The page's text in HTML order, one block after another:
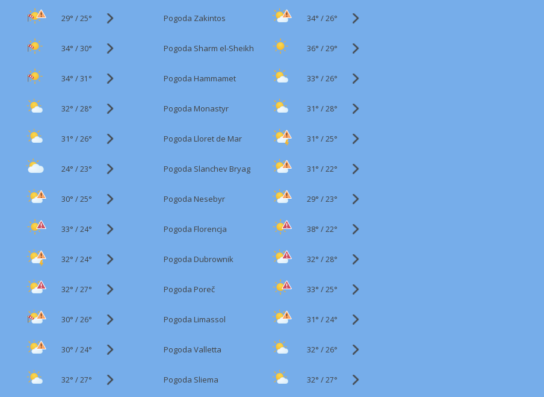
29° /25° Pogoda Zakintos 34° /26°
34° /30° Pogoda Sharm el-Sheikh 36° /29°
34° /31° Pogoda Hammamet 33° /26°
32° /28° Pogoda Monastyr 31° /28°
31° /26° Pogoda Lloret de Mar 31° /25°
24° /23° Pogoda Slanchev Bryag 31° /22°
30° /25° Pogoda Nesebyr 29° /23°
33° /24° Pogoda Florencja 38° /22°
32° /24° Pogoda Dubrownik 32° /28°
32° /27° Pogoda Poreč 33° /25°
30° /26° Pogoda Limassol 31° /24°
30° /24° Pogoda Valletta 32° /26°
32° /27° Pogoda Sliema 32° /27°